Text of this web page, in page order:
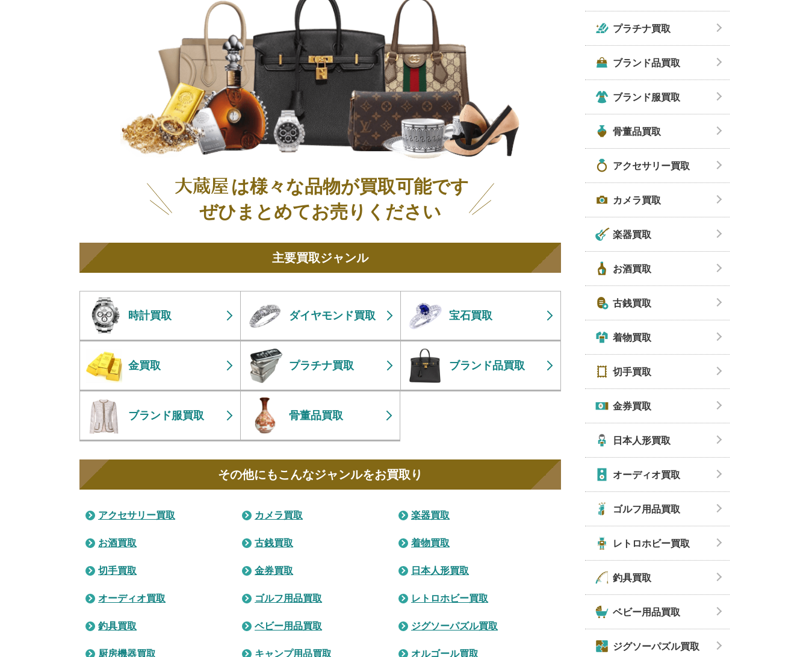
は様々な品物が買取可能です
ぜひまとめてお売りください
主要買取ジャンル
時計買取 ダイヤモンド買取 宝石買取
金買取 プラチナ買取 ブランド品買取
ブランド服買取 骨董品買取
その他にもこんなジャンルをお買取り
アクセサリー買取 カメラ買取 楽器買取
お酒買取 古銭買取 着物買取
切手買取 金券買取 日本人形買取
オーディオ買取 ゴルフ用品買取 レトロホビー買取
釣具買取 ベビー用品買取 ジグソーパズル買取
厨房機器買取 キャンプ用品買取 オルゴール買取
プラチナ買取
ブランド品買取
ブランド服買取
骨董品買取
アクセサリー買取
カメラ買取
楽器買取
お酒買取
古銭買取
着物買取
切手買取
金券買取
日本人形買取
オーディオ買取
ゴルフ用品買取
レトロホビー買取
釣具買取
ベビー用品買取
ジグソーパズル買取